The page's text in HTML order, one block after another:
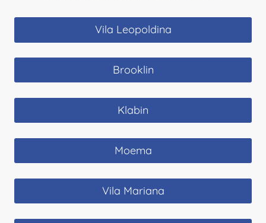
Vila Leopoldina
Brooklin
Klabin
Moema
Vila Mariana